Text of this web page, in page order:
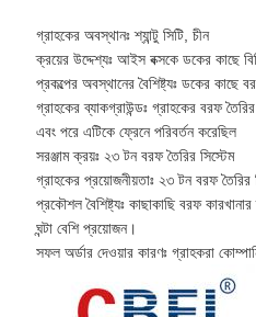
গ্রাহকের অবস্থানঃ শ্যান্টু সিটি, চীন
ক্রয়ের উদ্দেশ্যঃ আইস বক্সকে ডকের কাছে
প্রকল্পের অবস্থানের বৈশিষ্ট্যঃ ডকের কাছে
গ্রাহকের ব্যাকগ্রাউন্ডঃ গ্রাহকের বরফ
এবং পরে এটিকে ফ্রেনে পরিবর্তন করেছিল
সরঞ্জাম ক্রয়ঃ ২৩ টন বরফ তৈরির সিস্টেম
গ্রাহকের প্রয়োজনীয়তাঃ ২৩ টন বরফ
প্রকৌশল বৈশিষ্ট্যঃ কাছাকাছি বরফ
ঘন্টা বেশি প্রয়োজন।
সফল অর্ডার দেওয়ার কারণঃ গ্রাহকরা